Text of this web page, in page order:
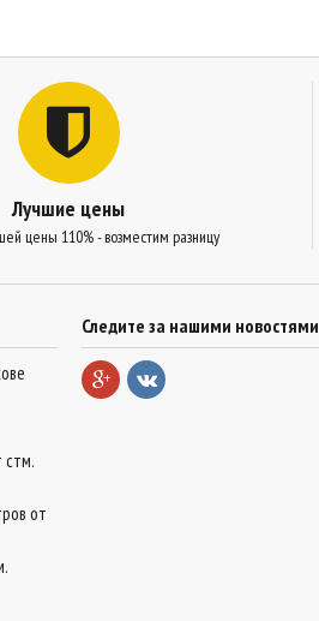
Лучшие цены
цены 110% - возместим разницу
стм.
от
Следите за нашими новостями